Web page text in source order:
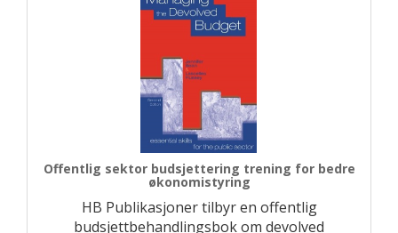
Offentlig sektor budsjettering trening for bedre
økonomistyring
HB Publikasjoner tilbyr en offentlig
budsjettbehandlingsbok om devolved